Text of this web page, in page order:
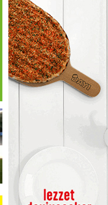
Belediye
Başkanı servet
değerinde
Salah forması
aldı